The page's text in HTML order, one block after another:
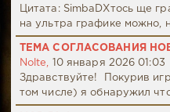
Цитата: SimbaDХтось ще
на ультра графике можно,
ТЕМА СОГЛАСОВАНИЯ
Nolte,
10 января 2026 01:03
Здравствуйте! Покурив
том числе) я обнаружил